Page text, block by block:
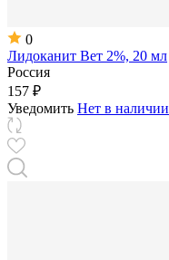
0
Лидоканит Вет 2%, 20 мл
Россия
157 ₽
Уведомить Нет в наличии